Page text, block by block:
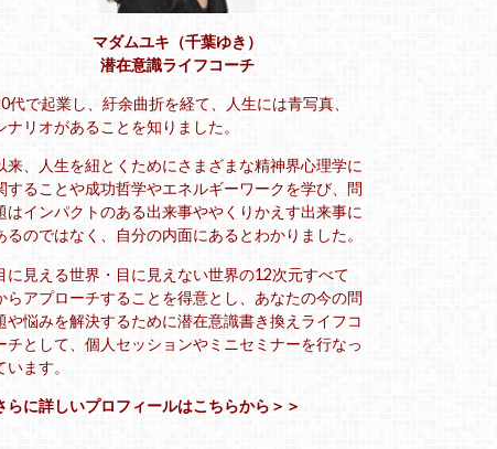
マダムユキ（千葉ゆき）
潜在意識ライフコーチ
代で起業し、紆余曲折を経て、人生には青写真、
ナリオがあることを知りました。
来、人生を紐とくためにさまざまな精神界心理学に
することや成功哲学やエネルギーワークを学び、問
はインパクトのある出来事ややくりかえす出来事に
るのではなく、自分の内面にあるとわかりました。
に見える世界・目に見えない世界の12次元すべて
らアプローチすることを得意とし、あなたの今の問
や悩みを解決するために潜在意識書き換えライフコ
チとして、個人セッションやミニセミナーを行なっ
います。
らに詳しいプロフィールはこちらから＞＞